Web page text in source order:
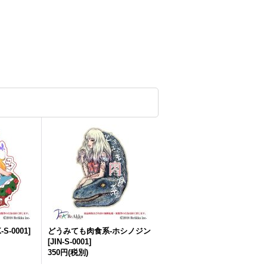
S-0001]
どうみても肉食系-ホシノジン
[JIN-S-0001]
350円(税別)